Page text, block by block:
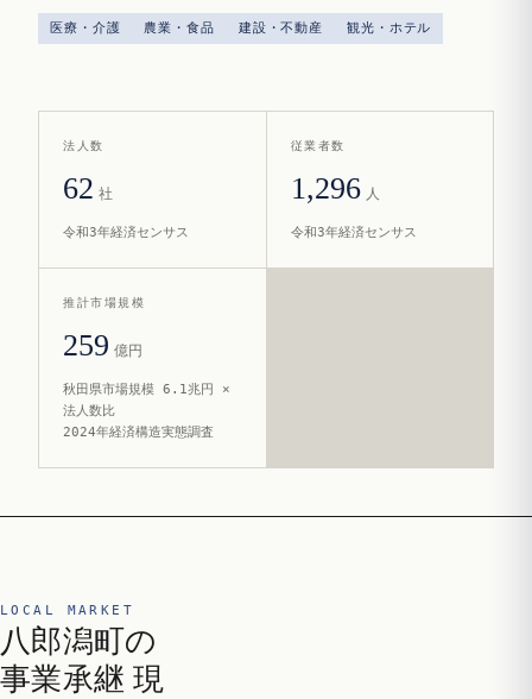
医療・介護 農業・食品 建設・不動産 観光・ホテル
法人数
62 社
令和3年経済センサス
従業者数
1,296 人
令和3年経済センサス
推計市場規模
259 億円
秋田県市場規模 6.1兆円 ×
法人数比
2024年経済構造実態調査
LOCAL MARKET
八郎潟町の
事業承継 現